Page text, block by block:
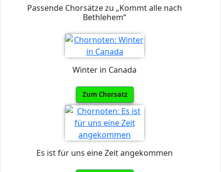
Passende Chorsätze zu „Kommt alle nach
Bethlehem“
Winter in Canada
Zum Chorsatz
Es ist für uns eine Zeit angekommen